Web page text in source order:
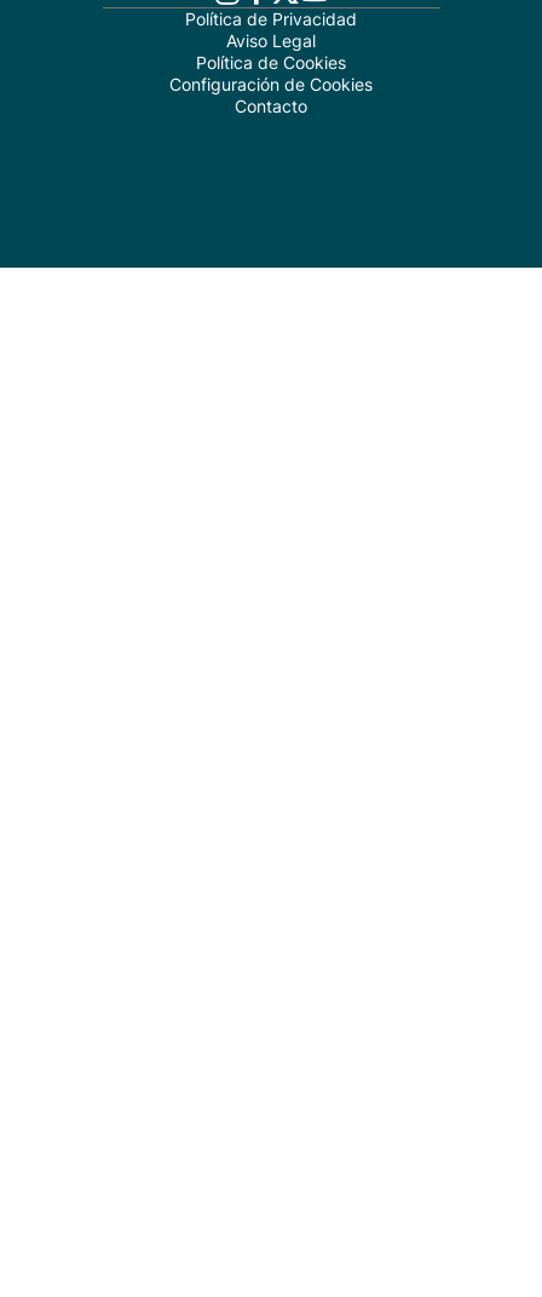
Política de Privacidad
Aviso Legal
Política de Cookies
Configuración de Cookies
Contacto